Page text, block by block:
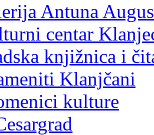
Antuna
centar
knjižnica i
Klanjčani
kulture